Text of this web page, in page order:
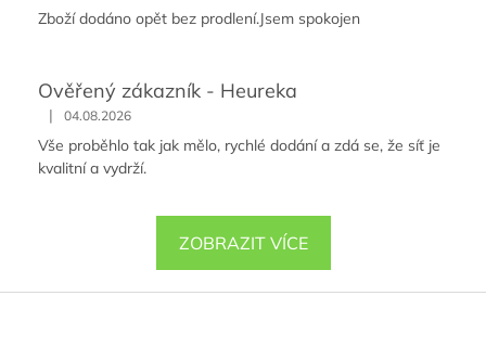
Zboží dodáno opět bez prodlení.Jsem spokojen
Ověřený zákazník - Heureka
| 04.08.2026
Vše proběhlo tak jak mělo, rychlé dodání a zdá se, že síť je
kvalitní a vydrží.
ZOBRAZIT VÍCE
Z